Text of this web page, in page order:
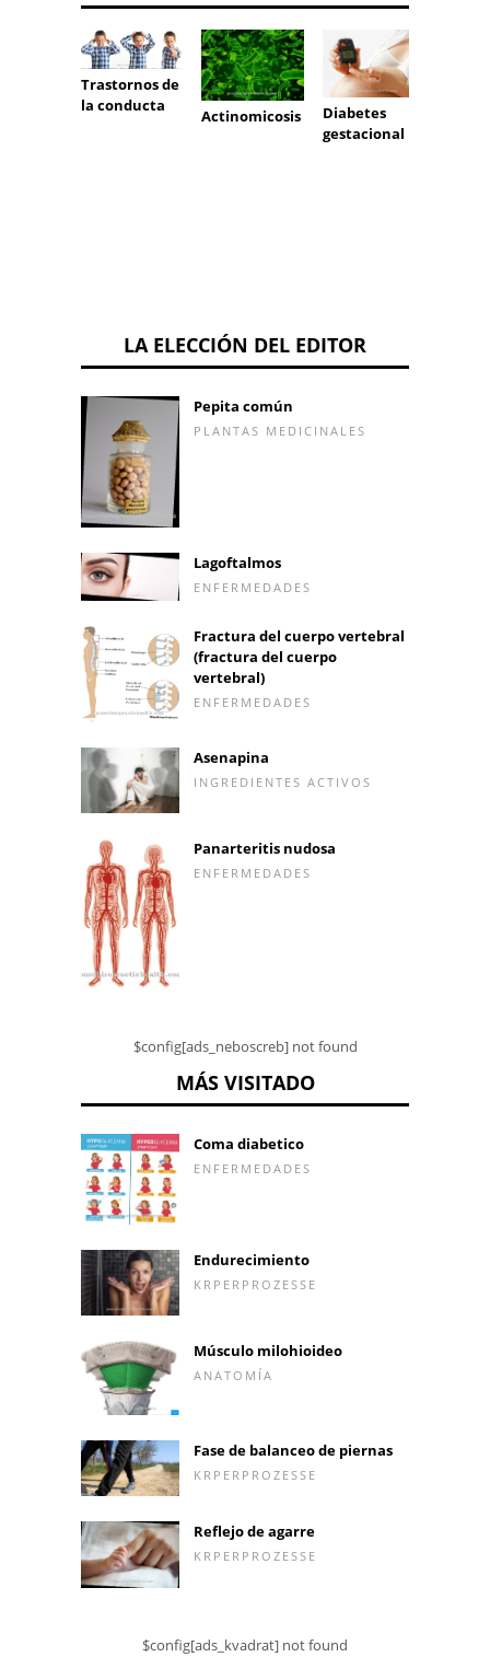
Trastornos de
la conducta
Actinomicosis
Diabetes
gestacional
LA ELECCIÓN DEL EDITOR
Pepita común
PLANTAS MEDICINALES
Lagoftalmos
ENFERMEDADES
Fractura del cuerpo vertebral
(fractura del cuerpo
vertebral)
ENFERMEDADES
Asenapina
INGREDIENTES ACTIVOS
Panarteritis nudosa
ENFERMEDADES
$config[ads_neboscreb] not found
MÁS VISITADO
Coma diabetico
ENFERMEDADES
Endurecimiento
KRPERPROZESSE
Músculo milohioideo
ANATOMÍA
Fase de balanceo de piernas
KRPERPROZESSE
Reflejo de agarre
KRPERPROZESSE
$config[ads_kvadrat] not found